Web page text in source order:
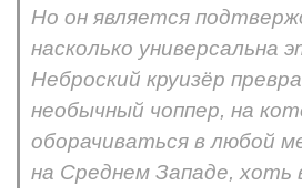
Но он является
насколько универсальна
Неброский круизёр
необычный чоппер, на
оборачиваться в любой
на Среднем Западе, хоть